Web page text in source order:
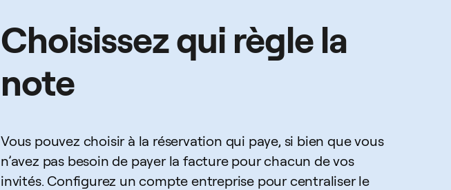
Choisissez qui règle la
note
Vous pouvez choisir à la réservation qui paye, si bien que vous
n’avez pas besoin de payer la facture pour chacun de vos
invités. Configurez un compte entreprise pour centraliser le